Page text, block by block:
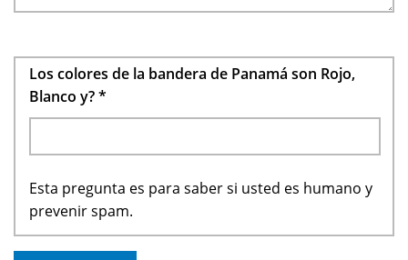
Los colores de la bandera de Panamá son Rojo,
Blanco y?*
Esta pregunta es para saber si usted es humano y
prevenir spam.